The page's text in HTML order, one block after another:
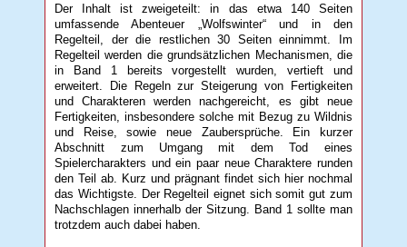
Der Inhalt ist zweigeteilt: in das etwa 140 Seiten
umfassende Abenteuer „Wolfswinter“ und in den
Regelteil, der die restlichen 30 Seiten einnimmt. Im
Regelteil werden die grundsätzlichen Mechanismen, die
in Band 1 bereits vorgestellt wurden, vertieft und
erweitert. Die Regeln zur Steigerung von Fertigkeiten
und Charakteren werden nachgereicht, es gibt neue
Fertigkeiten, insbesondere solche mit Bezug zu Wildnis
und Reise, sowie neue Zaubersprüche. Ein kurzer
Abschnitt zum Umgang mit dem Tod eines
Spielercharakters und ein paar neue Charaktere runden
den Teil ab. Kurz und prägnant findet sich hier nochmal
das Wichtigste. Der Regelteil eignet sich somit gut zum
Nachschlagen innerhalb der Sitzung. Band 1 sollte man
trotzdem auch dabei haben.